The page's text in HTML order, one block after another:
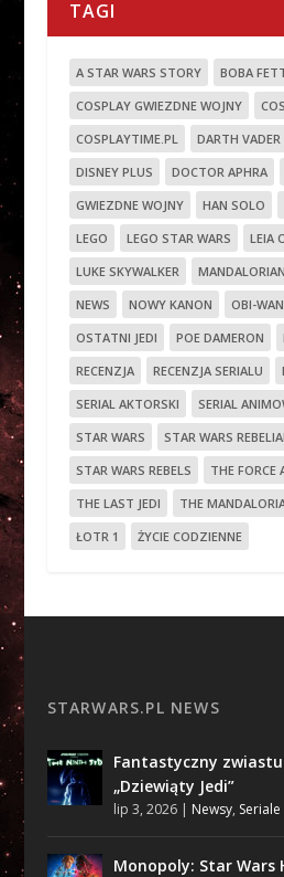
TAGI
A STAR WARS STORY BOBA
COSPLAY GWIEZDNE WOJNY
COSPLAYTIME.PL
DARTH VADER
DISNEY PLUS
DOCTOR APHRA
GWIEZDNE WOJNY
HAN SOLO
LEGO
LEGO STAR WARS LEIA
LUKE SKYWALKER
NEWS
NOWY KANON
OBI-
OSTATNI JEDI
POE DAMERON
RECENZJA
RECENZJA SERIALU
SERIAL AKTORSKI
SERIAL
STAR WARS
STAR WARS
STAR WARS REBELS
THE FORCE
THE LAST JEDI
THE
ŁOTR 1
ŻYCIE CODZIENNE
STARWARS.PL NEWS
Fantastyczny
„Dziewiąty Jedi”
lip 3, 2026| Newsy, Seriale
Monopoly: Star Wars